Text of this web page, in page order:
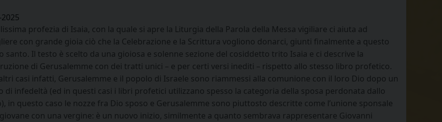
profezia di Isaia, con la quale si apre la Liturgia della Parola della Messa vigiliare ci aiuta ad
con grande gioia ciò che la Celebrazione e la Scrittura vogliono donarci, giunti finalmente a questo
santo. Il testo è scelto da una gioiosa e solenne sezione del cosiddetto trito Isaia e ci descrive la
di Gerusalemme con dei tratti unici – e per certi versi inediti – rispetto allo stesso libro profetico.
casi infatti, Gerusalemme e il popolo di Israele sono riammessi alla comunione con il loro Dio dopo un
di infedeltà (ed in questi casi i libri profetici utilizzano spesso la categoria della sposa perdonata dallo
in questo caso le nozze fra Dio sposo e Gerusalemme sono piuttosto descritte come l’unione sponsale
con una vergine: è un nuovo inizio, similmente a quanto sembrava rappresentare Giovanni